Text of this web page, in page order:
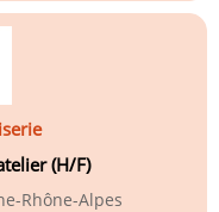
(H/F)
Rhône-Alpes